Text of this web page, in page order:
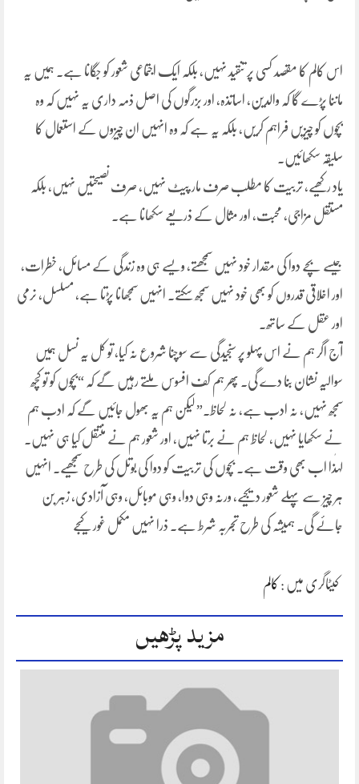
اس کالم کا مقصد کسی پر تنقید نہیں، بلکہ ایک اجتماعی شعور کو جگانا ہے۔ ہمیں یہ
ماننا پڑے گا کہ والدین، اساتذہ، اور بزرگوں کی اصل ذمہ داری یہ نہیں کہ وہ
بچوں کو چیزیں فراہم کریں، بلکہ یہ ہے کہ وہ انہیں ان چیزوں کے استعمال کا
سلیقہ سکھائیں۔
یاد رکھیے، تربیت کا مطلب صرف مار پیٹ نہیں، صرف نصیحتیں نہیں، بلکہ
مستقل مزاجی، محبت، اور مثال کے ذریعے سکھانا ہے۔
جیسے بچے دوا کی مقدار خود نہیں سمجھتے، ویسے ہی وہ زندگی کے مسائل، خطرات،
اور اخلاقی قدروں کو بھی خود نہیں سمجھ سکتے۔ انہیں سمجھانا پڑتا ہے، مسلسل، نرمی
اور عقل کے ساتھ۔
آج اگر ہم نے اس پہلو پر سنجیدگی سے سوچنا شروع نہ کیا، تو کل یہ نسل ہمیں
سوالیہ نشان بنا دے گی۔ پھر ہم کف افسوس ملتے رہیں گے کہ “بچوں کو تو کچھ
سمجھ نہیں، نہ ادب ہے، نہ لحاظ۔” لیکن ہم یہ بھول جائیں گے کہ ادب ہم
نے سکھایا نہیں، لحاظ ہم نے برتا نہیں، اور شعور ہم نے منتقل کیا ہی نہیں۔
لہٰذا اب بھی وقت ہے۔ بچوں کی تربیت کو دوا کی بوتل کی طرح سمجھیے۔ انہیں
ہر چیز سے پہلے شعور دیجیے، ورنہ وہی دوا، وہی موبائل، وہی آزادی، زہر بن
جائے گی۔ ہمیشہ کی طرح تجربہ شرط ہے۔ ذرا نہیں مکمل غور کیجے
کیٹاگری میں : کالم
مزید پڑھیں